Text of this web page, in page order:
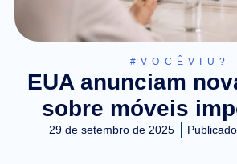
#VOCÊVIU?
EUA anunciam
sobre móveis
29 de setembro de 2025